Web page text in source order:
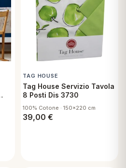
TAG HOUSE
Tag House Servizio Tavola
8 Posti Dis 3730
100% Cotone · 150x220 cm
39,00 €